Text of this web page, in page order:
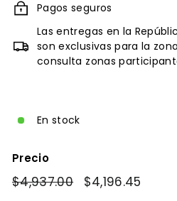
Pagos seguros
Las entregas en la
son exclusivas para la
consulta zonas
En stock
Precio
Precio
$4,937.00$4,937.00
Precio
$4,196.45